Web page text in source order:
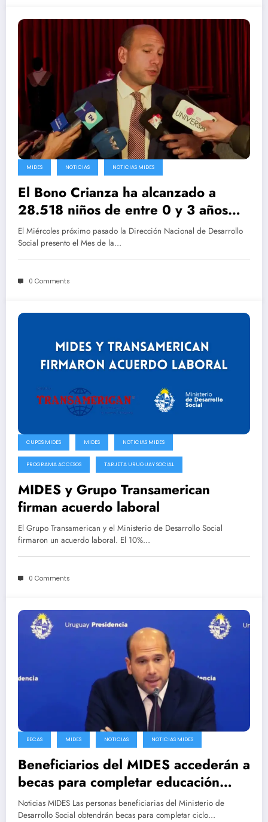
MIDES NOTICIAS NOTICIAS MIDES
El Bono Crianza ha alcanzado a
28.518 niños de entre 0 y 3 años
desde enero de 2022
El Miércoles próximo pasado la Dirección Nacional de Desarrollo
Social presento el Mes de la…
0 Comments
CUPOS MIDES MIDES NOTICIAS MIDES
PROGRAMA ACCESOS TARJETA URUGUAY SOCIAL
MIDES y Grupo Transamerican
firman acuerdo laboral
El Grupo Transamerican y el Ministerio de Desarrollo Social
firmaron un acuerdo laboral. El 10%…
0 Comments
BECAS MIDES NOTICIAS NOTICIAS MIDES
Beneficiarios del MIDES accederán a
becas para completar educación
media superior
Noticias MIDES Las personas beneficiarias del Ministerio de
Desarrollo Social obtendrán becas para completar ciclo…